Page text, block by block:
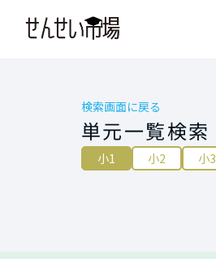
検索画面に戻る
単元一覧検索
小1 小2 小3